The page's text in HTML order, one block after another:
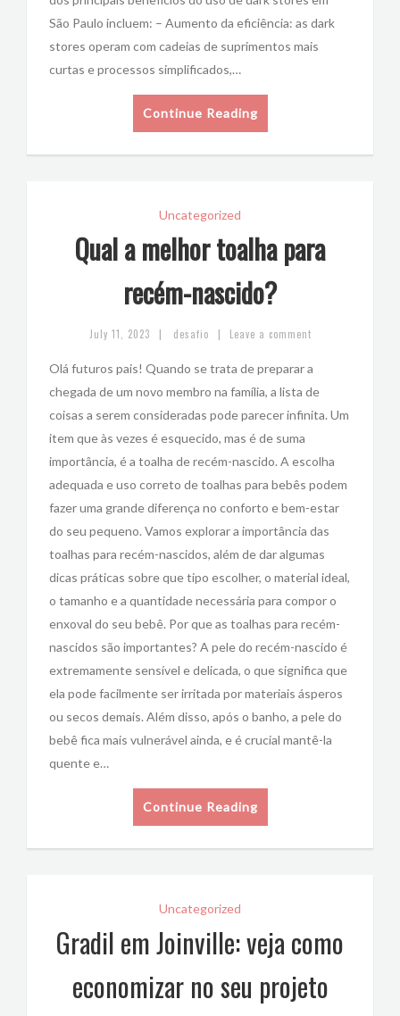
São Paulo incluem: – Aumento da eficiência: as dark
stores operam com cadeias de suprimentos mais
curtas e processos simplificados,…
Continue Reading
Uncategorized
Qual a melhor toalha para
recém-nascido?
July 11, 2023 | desafio | Leave a comment
Olá futuros pais! Quando se trata de preparar a
chegada de um novo membro na família, a lista de
coisas a serem consideradas pode parecer infinita. Um
item que às vezes é esquecido, mas é de suma
importância, é a toalha de recém-nascido. A escolha
adequada e uso correto de toalhas para bebês podem
fazer uma grande diferença no conforto e bem-estar
do seu pequeno. Vamos explorar a importância das
toalhas para recém-nascidos, além de dar algumas
dicas práticas sobre que tipo escolher, o material ideal,
o tamanho e a quantidade necessária para compor o
enxoval do seu bebê. Por que as toalhas para recém-
nascidos são importantes? A pele do recém-nascido é
extremamente sensível e delicada, o que significa que
ela pode facilmente ser irritada por materiais ásperos
ou secos demais. Além disso, após o banho, a pele do
bebê fica mais vulnerável ainda, e é crucial mantê-la
quente e…
Continue Reading
Uncategorized
Gradil em Joinville: veja como
economizar no seu projeto